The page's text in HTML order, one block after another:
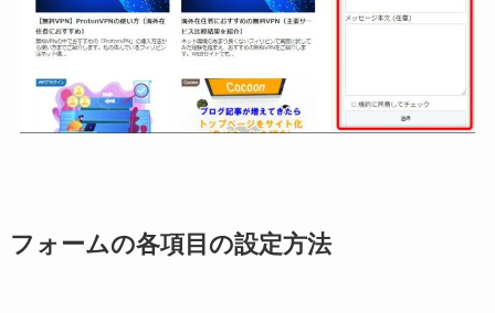
フォームの各項目の設定方法